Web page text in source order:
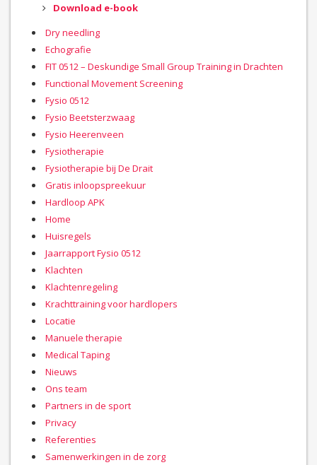
Download e-book
Dry needling
Echografie
FIT 0512 – Deskundige Small Group Training in Drachten
Functional Movement Screening
Fysio 0512
Fysio Beetsterzwaag
Fysio Heerenveen
Fysiotherapie
Fysiotherapie bij De Drait
Gratis inloopspreekuur
Hardloop APK
Home
Huisregels
Jaarrapport Fysio 0512
Klachten
Klachtenregeling
Krachttraining voor hardlopers
Locatie
Manuele therapie
Medical Taping
Nieuws
Ons team
Partners in de sport
Privacy
Referenties
Samenwerkingen in de zorg